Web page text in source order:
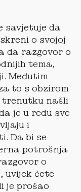
savjetuje da
o svojoj
da razgovor o
tema,
Međutim
to s obzirom
trenutku našli
je u redu sve
i
Da bi se
potrošnja
o
uvijek ćete
je prošao